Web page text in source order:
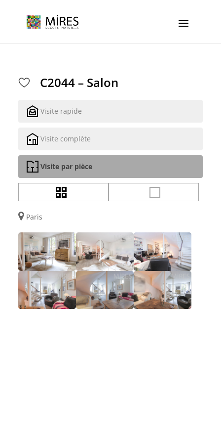
C2044 – Salon
Visite rapide
Visite complète
Visite par pièce
Paris